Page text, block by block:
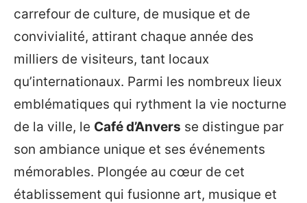
carrefour de culture, de musique et de
convivialité, attirant chaque année des
milliers de visiteurs, tant locaux
qu’internationaux. Parmi les nombreux lieux
emblématiques qui rythment la vie nocturne
de la ville, le Café d’Anvers se distingue par
son ambiance unique et ses événements
mémorables. Plongée au cœur de cet
établissement qui fusionne art, musique et